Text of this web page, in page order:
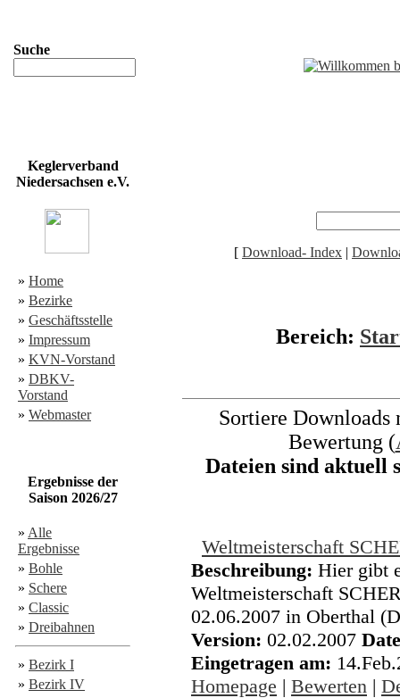
Suche
Keglerverband
Niedersachsen e.V.
» Home
» Bezirke
» Geschäftsstelle
» Impressum
» KVN-Vorstand
» DBKV-
Vorstand
» Webmaster
Ergebnisse der
Saison 2026/27
» Alle
Ergebnisse
» Bohle
» Schere
» Classic
» Dreibahnen
» Bezirk I
» Bezirk IV
[ Download- Index |
Bereich:
Sortiere Downloads
Bewertung (
Dateien sind aktuell
Weltmeisterschaft
Beschreibung: Hier gibt
Weltmeisterschaft
02.06.2007 in Oberthal
Version: 02.02.2007
Eingetragen am:
Homepage | Bewerten |